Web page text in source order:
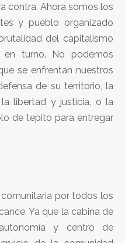
contra. Ahora somos los
y pueblo organizado
del capitalismo
turno. No podemos
se enfrentan nuestros
de su territorio, la
libertad y justicia, o la
de tepito para entregar
por todos los
Ya que la cabina de
y centro de